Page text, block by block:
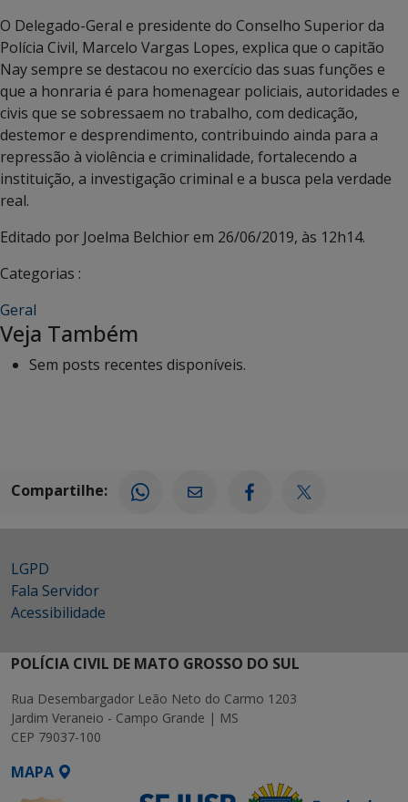
O Delegado-Geral e presidente do Conselho Superior da
Polícia Civil, Marcelo Vargas Lopes, explica que o capitão
Nay sempre se destacou no exercício das suas funções e
que a honraria é para homenagear policiais, autoridades e
civis que se sobressaem no trabalho, com dedicação,
destemor e desprendimento, contribuindo ainda para a
repressão à violência e criminalidade, fortalecendo a
instituição, a investigação criminal e a busca pela verdade
real.
Editado por Joelma Belchior em 26/06/2019, às 12h14.
Categorias :
Geral
Veja Também
Sem posts recentes disponíveis.
Compartilhe:
LGPD
Fala Servidor
Acessibilidade
POLÍCIA CIVIL DE MATO GROSSO DO SUL
Rua Desembargador Leão Neto do Carmo 1203
Jardim Veraneio - Campo Grande | MS
CEP 79037-100
MAPA